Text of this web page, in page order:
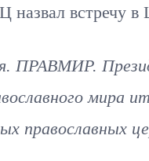
назвал встречу
ПРАВМИР.
мира
православных